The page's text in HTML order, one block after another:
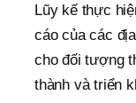
Lũy kế thực
cáo của các
cho đối tượng
thành và triển